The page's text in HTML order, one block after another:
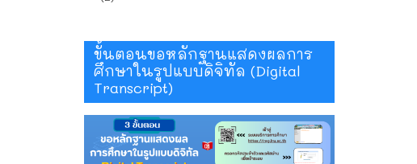
ขั้นตอนขอหลักฐานแสดงผลการ
ศึกษาในรูปแบบดิจิทัล (Digital
Transcript)